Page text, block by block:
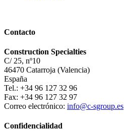
Contacto
Construction Specialties
C/ 25, nº10
46470 Catarroja (Valencia)
España
Tel.: +34 96 127 32 96
Fax: +34 96 127 32 97
Correo electrónico: info@c-sgroup.es
Confidencialidad